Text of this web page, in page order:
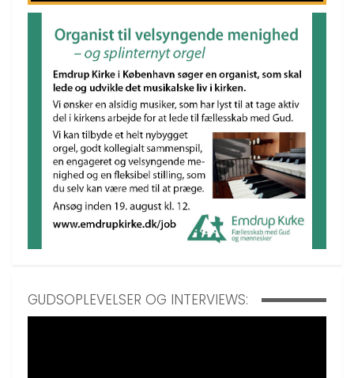
GUDSOPLEVELSER OG INTERVIEWS: